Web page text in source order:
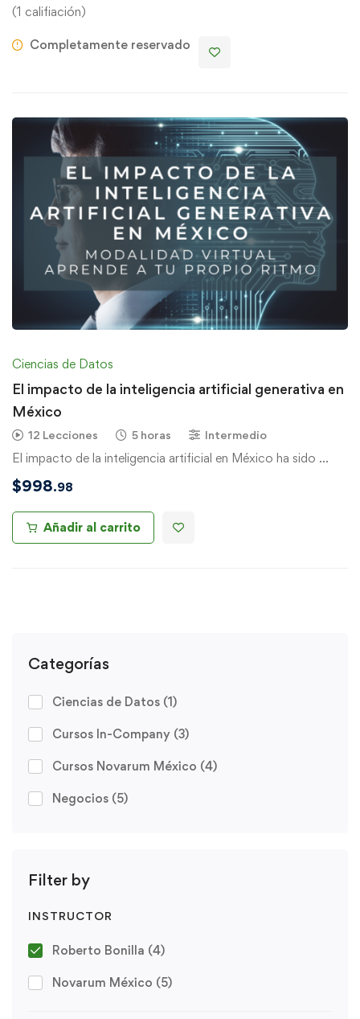
Categorías
Ciencias de Datos (1)
Cursos In-Company (3)
Cursos Novarum México (4)
Negocios (5)
Filter by
INSTRUCTOR
Roberto Bonilla (4)
Novarum México (5)
(1 califiación)
Completamente reservado
Ciencias de Datos
El impacto de la inteligencia artificial generativa en
México
12 Lecciones 5 horas Intermedio
El impacto de la inteligencia artificial en México ha sido …
$998.98
Añadir al carrito